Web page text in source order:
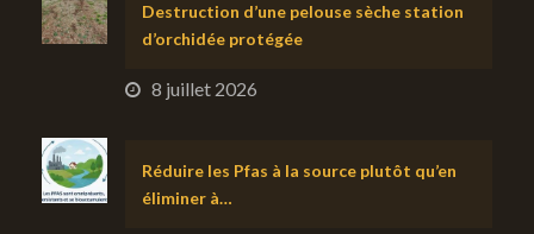
Destruction d’une pelouse sèche station
d’orchidée protégée
8 juillet 2026
Réduire les Pfas à la source plutôt qu’en
éliminer à…